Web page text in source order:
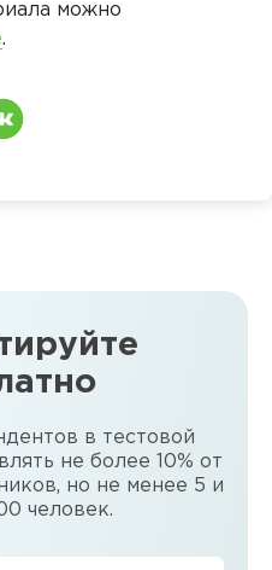
можно
.
в тестовой
не более 10% от
но не менее 5 и
человек.